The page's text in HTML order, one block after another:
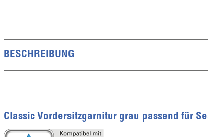
BESCHREIBUNG
Classic Vordersitzgarnitur grau passend für